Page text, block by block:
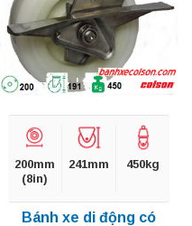
200mm
(8in)
241mm 450kg
Bánh xe di động có